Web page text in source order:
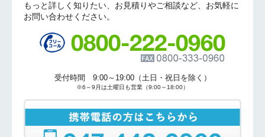
もっと詳しく知りたい、お見積りやご相談など、お気軽に
お問い合わせください。
受付時間 9:00～19:00（土日・祝日を除く）
※6～9月は土曜日も営業（9:00～18:00）
折り返しのご連絡
メール
送信する